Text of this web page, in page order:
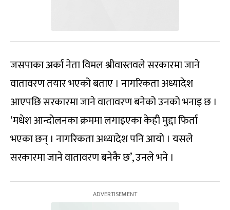
जसपाका अर्का नेता विमल श्रीवास्तवले सरकारमा जाने
वातावरण तयार भएको बताए । नागरिकता अध्यादेश
आएपछि सरकारमा जाने वातावरण बनेको उनको भनाइ छ ।
‘मधेश आन्दोलनका क्रममा लगाइएका केही मुद्दा फिर्ता
भएका छन् । नागरिकता अध्यादेश पनि आयो । यसले
सरकारमा जाने वातावरण बनेकै छ’, उनले भने ।